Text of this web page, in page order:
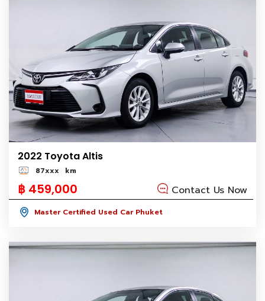
2022 Toyota Altis
87xxx km
฿ 459,000 Contact Us Now
Master Certified Used Car Phuket